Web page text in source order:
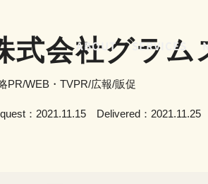
ABOUT SERVICES
式会社グラム
PR/WEB・TVPR/広報/販促
：2021.11.15 Delivered：2021.11.25